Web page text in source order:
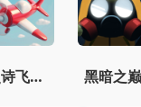
史诗飞机进化 黑暗之巅